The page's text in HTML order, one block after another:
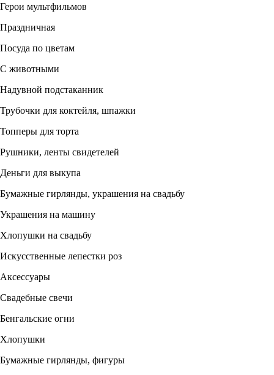
Герои мультфильмов
Праздничная
Посуда по цветам
С животными
Надувной подстаканник
Трубочки для коктейля, шпажки
Топперы для торта
Рушники, ленты свидетелей
Деньги для выкупа
Бумажные гирлянды, украшения на свадьбу
Украшения на машину
Хлопушки на свадьбу
Искусственные лепестки роз
Аксессуары
Свадебные свечи
Бенгальские огни
Хлопушки
Бумажные гирлянды, фигуры